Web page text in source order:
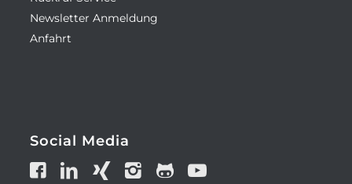
Newsletter Anmeldung
Anfahrt
Social Media